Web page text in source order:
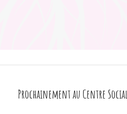
Prochainement au Centre Social